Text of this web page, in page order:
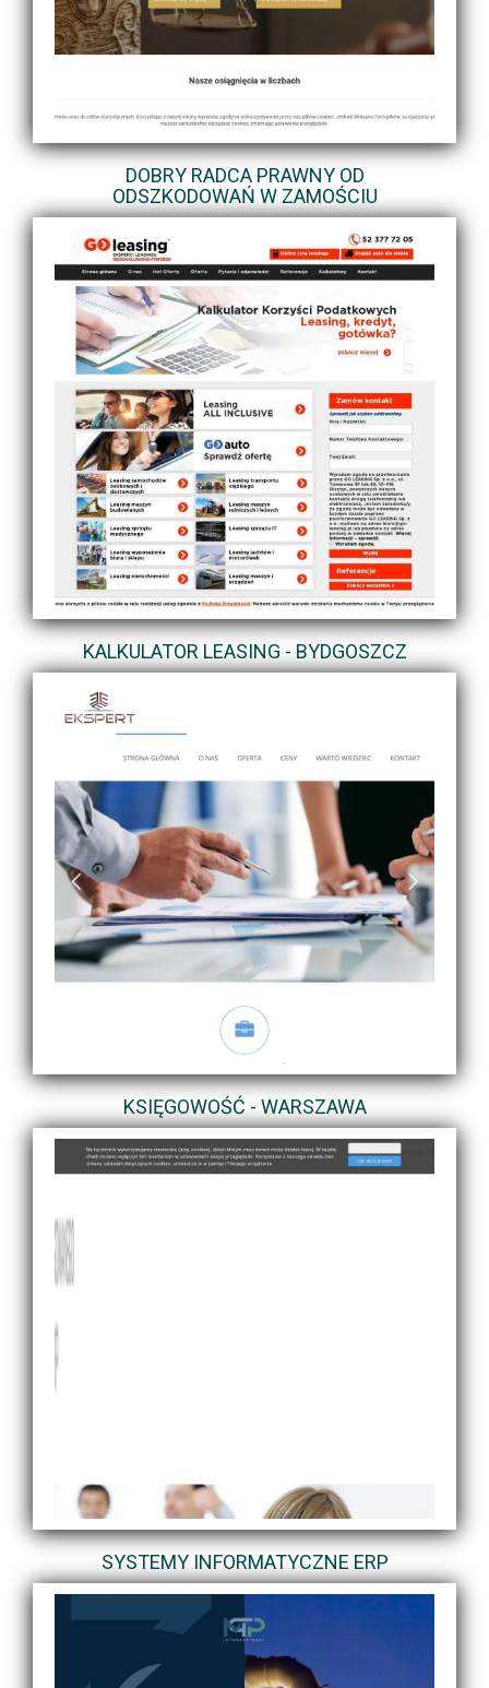
DOBRY RADCA PRAWNY OD
ODSZKODOWAŃ W ZAMOŚCIU
KALKULATOR LEASING - BYDGOSZCZ
KSIĘGOWOŚĆ - WARSZAWA
SYSTEMY INFORMATYCZNE ERP